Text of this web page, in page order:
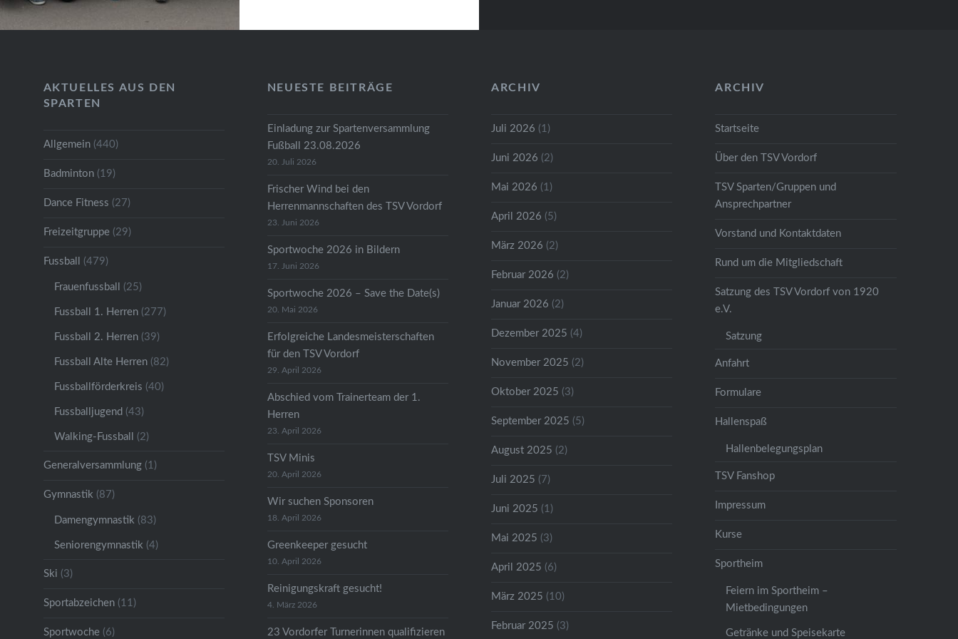
Lippen, die uns die Geschichte
AKTUELLES AUS DEN
SPARTEN
Allgemein(440)
Badminton(19)
Dance Fitness (27)
Freizeitgruppe(29)
Fussball (479)
Frauenfussball (25)
Fussball 1. Herren(277)
Fussball 2. Herren(39)
Fussball Alte Herren(82)
Fussballförderkreis (40)
Fussballjugend (43)
Walking-Fussball (2)
Generalversammlung(1)
Gymnastik (87)
Damengymnastik (83)
Seniorengymnastik (4)
Ski (3)
Sportabzeichen(11)
Sportwoche(6)
NEUESTE BEITRÄGE
Einladung zur Spartenversammlung
Fußball 23.08.2026
20. Juli 2026
Frischer Wind bei den
Herrenmannschaften des TSV Vordorf
23. Juni 2026
Sportwoche 2026 in Bildern
17. Juni 2026
Sportwoche 2026 – Save the Date(s)
20. Mai 2026
Erfolgreiche Landesmeisterschaften
für den TSV Vordorf
29. April 2026
Abschied vom Trainerteam der 1.
Herren
23. April 2026
TSV Minis
20. April 2026
Wir suchen Sponsoren
18. April 2026
Greenkeeper gesucht
10. April 2026
Reinigungskraft gesucht!
4. März 2026
23 Vordorfer Turnerinnen qualifizieren
ARCHIV
Juli 2026 (1)
Juni 2026 (2)
Mai 2026 (1)
April 2026 (5)
März 2026 (2)
Februar 2026 (2)
Januar 2026 (2)
Dezember 2025 (4)
November 2025 (2)
Oktober 2025 (3)
September 2025 (5)
August 2025 (2)
Juli 2025 (7)
Juni 2025 (1)
Mai 2025 (3)
April 2025 (6)
März 2025 (10)
Februar 2025 (3)
ARCHIV
Startseite
Über den TSV Vordorf
TSV Sparten/Gruppen und
Ansprechpartner
Vorstand und Kontaktdaten
Rund um die Mitgliedschaft
Satzung des TSV Vordorf von 1920
e.V.
Satzung
Anfahrt
Formulare
Hallenspaß
Hallenbelegungsplan
TSV Fanshop
Impressum
Kurse
Sportheim
Feiern im Sportheim –
Mietbedingungen
Getränke und Speisekarte